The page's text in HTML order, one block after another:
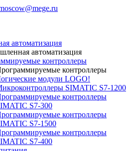
автоматизация
автоматизация
контроллеры
контроллеры
модули LOGO!
SIMATIC S7-1200
контроллеры
S7-300
контроллеры
S7-1500
контроллеры
S7-400